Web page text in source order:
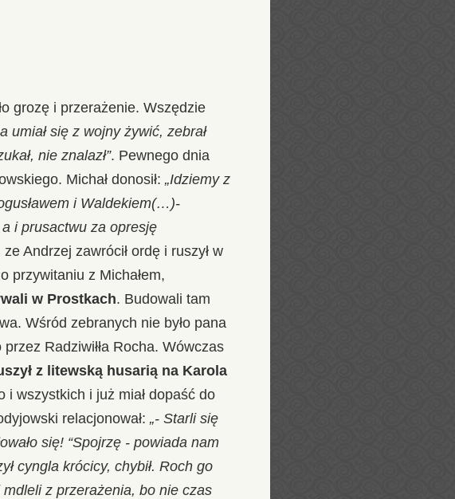
grozę i przerażenie. Wszędzie
umiał się z wojny żywić, zebrał
nie znalazł”. Pewnego dnia
Michał donosił: „Idziemy z
i Waldekiem(…)-
i prusactwu za opresję
Andrzej zawrócił ordę i ruszył w
przywitaniu z Michałem,
w Prostkach. Budowali tam
Wśród zebranych nie było pana
Radziwiłła Rocha. Wówczas
z litewską husarią na Karola
i wszystkich i już miał dopaść do
relacjonował: „- Starli się
się! “Spojrzę - powiada nam
cyngla krócicy, chybił. Roch go
mdleli z przerażenia, bo nie czas